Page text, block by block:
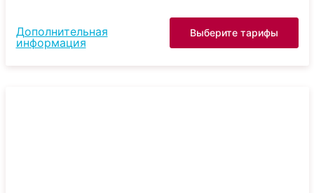
Дополнительная
информация
Выберите тарифы